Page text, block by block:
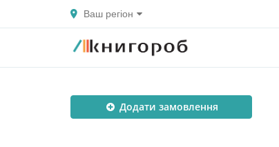
Ваш регіон
Додати замовлення